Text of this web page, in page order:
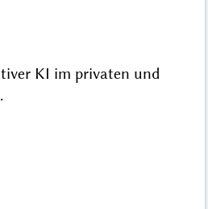
KI im privaten und